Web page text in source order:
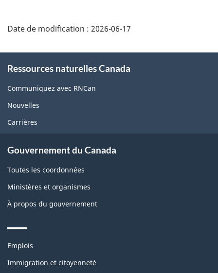
Date de modification : 2026-06-17
this
site
Ressources naturelles Canada
Communiquez avec RNCan
Nouvelles
Carrières
Gouvernement du Canada
Toutes les coordonnées
Ministères et organismes
À propos du gouvernement
Themes
topics
Emplois
Immigration et citoyenneté